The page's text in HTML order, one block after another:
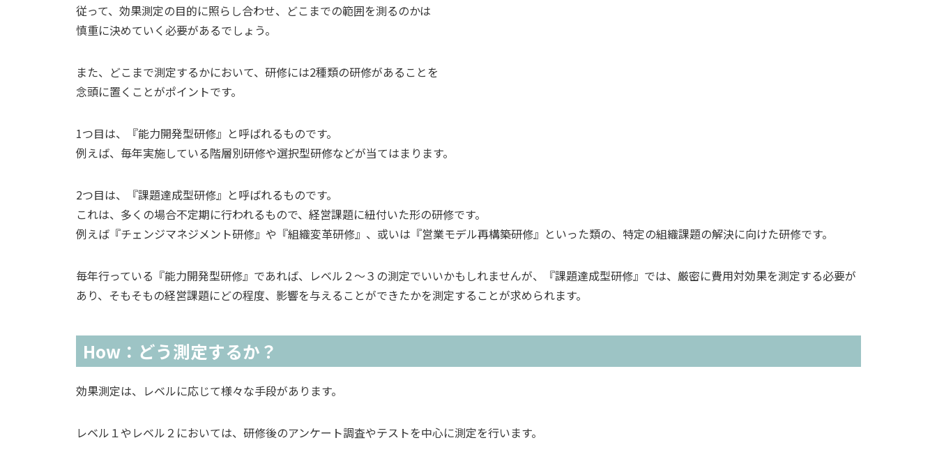
従って、効果測定の目的に照らし合わせ、どこまでの範囲を測るのかは
慎重に決めていく必要があるでしょう。
また、どこまで測定するかにおいて、研修には2種類の研修があることを
念頭に置くことがポイントです。
1つ目は、『能力開発型研修』と呼ばれるものです。
例えば、毎年実施している階層別研修や選択型研修などが当てはまります。
2つ目は、『課題達成型研修』と呼ばれるものです。
これは、多くの場合不定期に行われるもので、経営課題に紐付いた形の研修です。
例えば『チェンジマネジメント研修』や『組織変革研修』、或いは『営業モデル再構築研修』といった類の、特定の組織課題の解決に向けた研修です。
毎年行っている『能力開発型研修』であれば、レベル２～３の測定でいいかもしれませんが、『課題達成型研修』では、厳密に費用対効果を測定する必要が
あり、そもそもの経営課題にどの程度、影響を与えることができたかを測定することが求められます。
How：どう測定するか？
効果測定は、レベルに応じて様々な手段があります。
レベル１やレベル２においては、研修後のアンケート調査やテストを中心に測定を行います。